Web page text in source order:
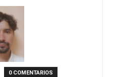
0 COMENTARIOS